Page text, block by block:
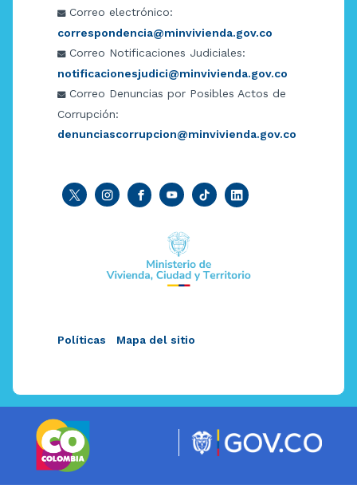
Correo electrónico:
correspondencia@minvivienda.gov.co
Correo Notificaciones Judiciales:
notificacionesjudici@minvivienda.gov.co
Correo Denuncias por Posibles Actos de
Corrupción:
denunciascorrupcion@minvivienda.gov.co
Políticas Mapa del sitio